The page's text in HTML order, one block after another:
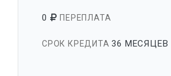
0 ПЕРЕПЛАТА
СРОК КРЕДИТА36 МЕСЯЦЕВ